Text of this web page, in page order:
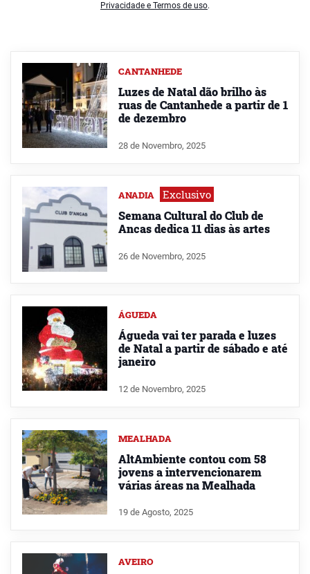
Privacidade e Termos de uso.
CANTANHEDE
Luzes de Natal dão brilho às
ruas de Cantanhede a partir de 1
de dezembro
28 de Novembro, 2025
ANADIA Exclusivo
Semana Cultural do Club de
Ancas dedica 11 dias às artes
26 de Novembro, 2025
ÁGUEDA
Águeda vai ter parada e luzes
de Natal a partir de sábado e até
janeiro
12 de Novembro, 2025
MEALHADA
AltAmbiente contou com 58
jovens a intervencionarem
várias áreas na Mealhada
19 de Agosto, 2025
AVEIRO